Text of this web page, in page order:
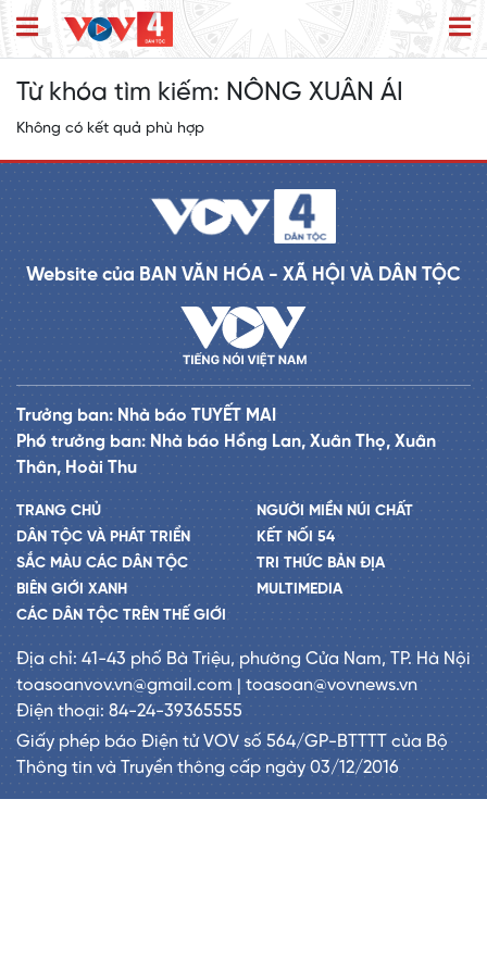
Từ khóa tìm kiếm: NÔNG XUÂN ÁI
Không có kết quả phù hợp
Website của BAN VĂN HÓA - XÃ HỘI VÀ DÂN TỘC
Trưởng ban: Nhà báo TUYẾT MAI
Phó trưởng ban: Nhà báo Hồng Lan, Xuân Thọ, Xuân
Thân, Hoài Thu
TRANG CHỦ
DÂN TỘC VÀ PHÁT TRIỂN
SẮC MÀU CÁC DÂN TỘC
BIÊN GIỚI XANH
CÁC DÂN TỘC TRÊN THẾ GIỚI
NGƯỜI MIỀN NÚI CHẤT
KẾT NỐI 54
TRI THỨC BẢN ĐỊA
MULTIMEDIA
Địa chỉ: 41-43 phố Bà Triệu, phường Cửa Nam, TP. Hà Nội
toasoanvov.vn@gmail.com | toasoan@vovnews.vn
Điện thoại: 84-24-39365555
Giấy phép báo Điện tử VOV số 564/GP-BTTTT của Bộ
Thông tin và Truyền thông cấp ngày 03/12/2016